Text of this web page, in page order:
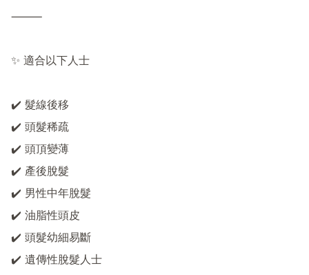
⸻
✨ 適合以下人士
✔️ 髮線後移
✔️ 頭髮稀疏
✔️ 頭頂變薄
✔️ 產後脫髮
✔️ 男性中年脫髮
✔️ 油脂性頭皮
✔️ 頭髮幼細易斷
✔️ 遺傳性脫髮人士